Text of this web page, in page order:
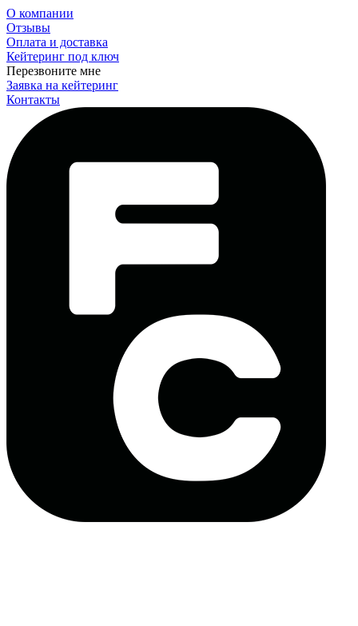
О компании
Отзывы
Оплата и доставка
Кейтеринг под ключ
Перезвоните мне
Заявка на кейтеринг
Контакты